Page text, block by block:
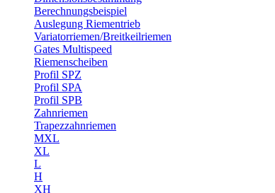
Berechnungsbeispiel
Auslegung Riementrieb
Variatorriemen/Breitkeilriemen
Gates Multispeed
Riemenscheiben
Profil SPZ
Profil SPA
Profil SPB
Zahnriemen
Trapezzahnriemen
MXL
XL
L
H
XH